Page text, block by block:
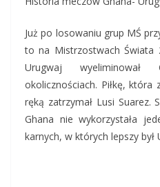
Już po losowaniu grup MŚ
to na Mistrzostwach Świata
Urugwaj wyeliminował
okolicznościach. Piłkę, która
ręką zatrzymał Lusi Suarez.
Ghana nie wykorzystała
karnych, w których lepszy był